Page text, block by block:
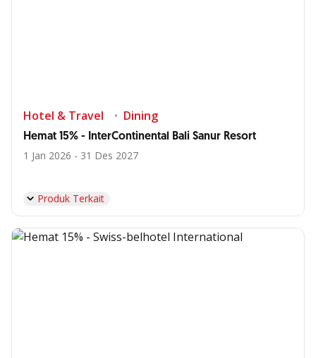
Hotel & Travel Dining
Hemat 15% - InterContinental Bali Sanur Resort
1 Jan 2026 - 31 Des 2027
Produk Terkait